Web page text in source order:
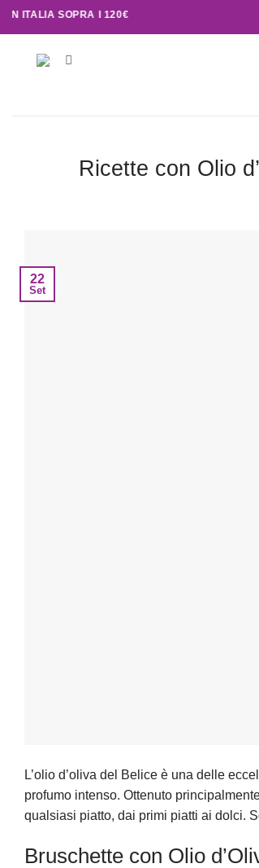
SOPRA I 120€
Ricette con Olio
22
Set
L’olio d’oliva del Belice è una delle
profumo intenso. Ottenuto
qualsiasi piatto, dai primi piatti ai dolci.
Bruschette con Olio